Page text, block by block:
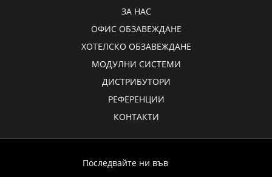
ЗА НАС
ОФИС ОБЗАВЕЖДАНЕ
ХОТЕЛСКО ОБЗАВЕЖДАНЕ
МОДУЛНИ СИСТЕМИ
ДИСТРИБУТОРИ
РЕФЕРЕНЦИИ
КОНТАКТИ
Последвайте ни във